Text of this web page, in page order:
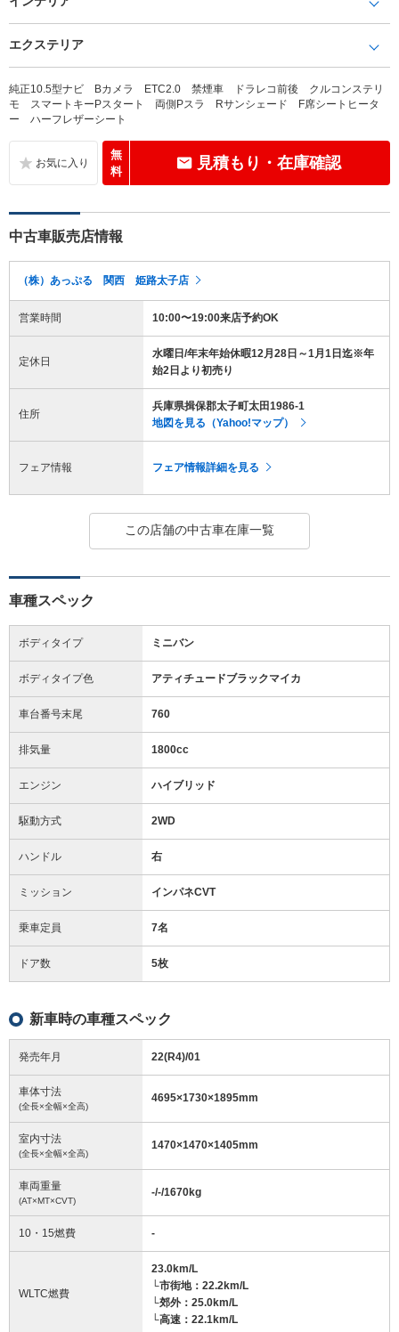
エクステリア
純正10.5型ナビ Bカメラ ETC2.0 禁煙車 ドラレコ前後 クルコンステリ
モ スマートキーPスタート 両側Pスラ Rサンシェード F席シートヒータ
ー ハーフレザーシート
無
料
見積もり・在庫確認
中古車販売店情報
（株）あっぷる 関西 姫路太子店
営業時間 10:00〜19:00来店予約OK
定休日
水曜日/年末年始休暇12月28日～1月1日迄※年
始2日より初売り
住所
兵庫県揖保郡太子町太田1986-1
地図を見る（Yahoo!マップ）
フェア情報 フェア情報詳細を見る
この店舗の中古車在庫一覧
車種スペック
ボディタイプ ミニバン
ボディタイプ色 アティチュードブラックマイカ
車台番号末尾 760
排気量 1800cc
エンジン ハイブリッド
駆動方式 2WD
ハンドル 右
ミッション インパネCVT
乗車定員 7名
ドア数 5枚
新車時の車種スペック
発売年月 22(R4)/01
車体寸法
(全長×全幅×全高)
4695×1730×1895mm
室内寸法
(全長×全幅×全高)
1470×1470×1405mm
車両重量
(AT×MT×CVT)
-/-/1670kg
10・15燃費 -
WLTC燃費
23.0km/L
└市街地：22.2km/L
└郊外：25.0km/L
└高速：22.1km/L